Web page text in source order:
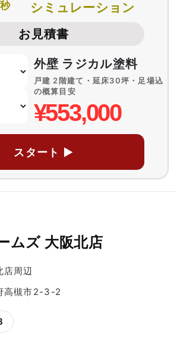
秒
シミュレーション
お見積書
外壁 ラジカル塗料
戸建 2階建て・延床30坪・足場込
の概算目安
¥553,000
スタート ▶
ムズ 大阪北店
店周辺
高槻市2-3-2